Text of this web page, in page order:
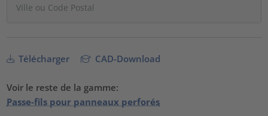
Télécharger CAD-Download
Voir le reste de la gamme:
Passe-fils pour panneaux perforés